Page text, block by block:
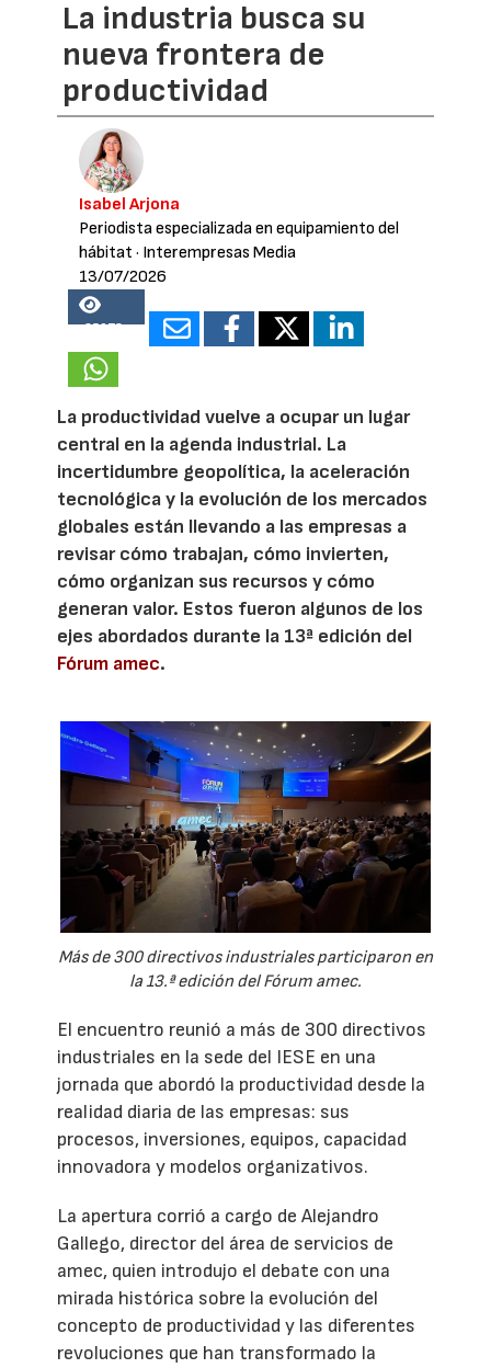
La industria busca su
nueva frontera de
productividad
Isabel Arjona
Periodista especializada en equipamiento del
hábitat · Interempresas Media
13/07/2026
25678
La productividad vuelve a ocupar un lugar
central en la agenda industrial. La
incertidumbre geopolítica, la aceleración
tecnológica y la evolución de los mercados
globales están llevando a las empresas a
revisar cómo trabajan, cómo invierten,
cómo organizan sus recursos y cómo
generan valor. Estos fueron algunos de los
ejes abordados durante la 13ª edición del
Fórum amec.
Más de 300 directivos industriales participaron en
la 13.ª edición del Fórum amec.
El encuentro reunió a más de 300 directivos
industriales en la sede del IESE en una
jornada que abordó la productividad desde la
realidad diaria de las empresas: sus
procesos, inversiones, equipos, capacidad
innovadora y modelos organizativos.
La apertura corrió a cargo de Alejandro
Gallego, director del área de servicios de
amec, quien introdujo el debate con una
mirada histórica sobre la evolución del
concepto de productividad y las diferentes
revoluciones que han transformado la